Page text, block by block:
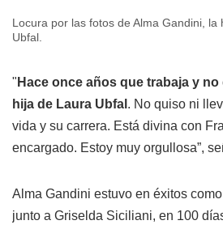
Locura por las fotos de Alma Gandini, la
Ubfal.
" Hace once años que trabaja y
hija de Laura Ubfal . No quiso ni
vida y su carrera. Está divina con
encargado. Estoy muy orgullosa”,
Alma Gandini estuvo en éxitos
junto a Griselda Siciliani, en 100